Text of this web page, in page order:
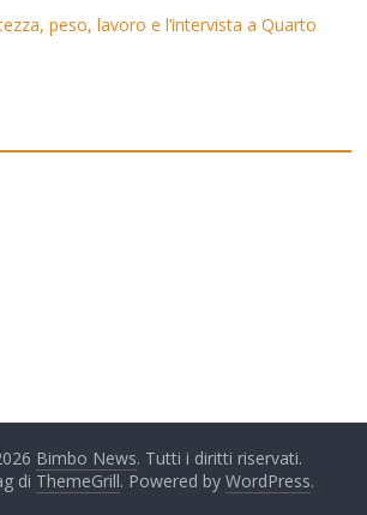
peso, lavoro e l’intervista a Quarto
Bimbo News. Tutti i diritti riservati.
di ThemeGrill. Powered by WordPress.